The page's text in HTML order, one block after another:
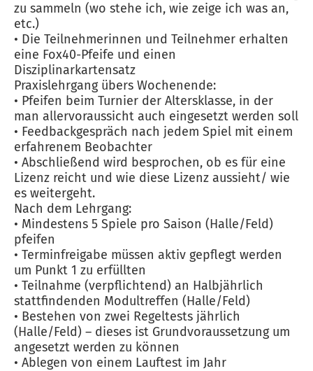
zu sammeln (wo stehe ich, wie zeige ich was an,
etc.)
• Die Teilnehmerinnen und Teilnehmer erhalten
eine Fox40-Pfeife und einen
Disziplinarkartensatz
Praxislehrgang übers Wochenende:
• Pfeifen beim Turnier der Altersklasse, in der
man allervoraussicht auch eingesetzt werden soll
• Feedbackgespräch nach jedem Spiel mit einem
erfahrenem Beobachter
• Abschließend wird besprochen, ob es für eine
Lizenz reicht und wie diese Lizenz aussieht/ wie
es weitergeht.
Nach dem Lehrgang:
• Mindestens 5 Spiele pro Saison (Halle/Feld)
pfeifen
• Terminfreigabe müssen aktiv gepflegt werden
um Punkt 1 zu erfüllten
• Teilnahme (verpflichtend) an Halbjährlich
stattfindenden Modultreffen (Halle/Feld)
• Bestehen von zwei Regeltests jährlich
(Halle/Feld) – dieses ist Grundvoraussetzung um
angesetzt werden zu können
• Ablegen von einem Lauftest im Jahr